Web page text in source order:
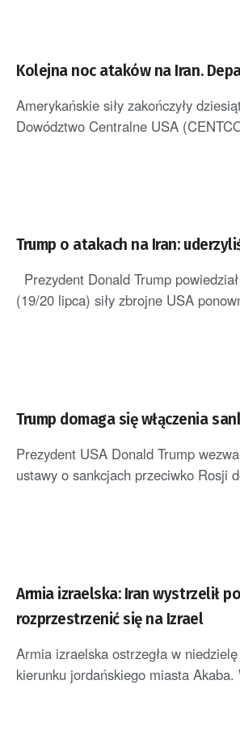
Kolejna noc ataków na Iran.
Amerykańskie siły zakończyły
Dowództwo Centralne USA
Trump o atakach na Iran:
Prezydent Donald Trump
(19/20 lipca) siły zbrojne USA
Trump domaga się włączenia
Prezydent USA Donald Trump
ustawy o sankcjach przeciwko Rosji
Armia izraelska: Iran wystrzelił
rozprzestrzenić się na Izrael
Armia izraelska ostrzegła w
kierunku jordańskiego miasta Akaba.